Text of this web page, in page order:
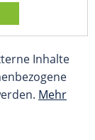
Inhalte
Mehr